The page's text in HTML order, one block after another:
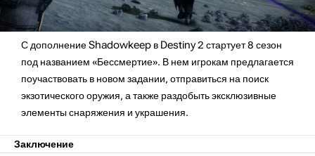
С дополнение Shadowkeep в Destiny 2 стартует 8 сезон
под названием «Бессмертие». В нем игрокам предлагается
поучаствовать в новом задании, отправиться на поиск
экзотического оружия, а также раздобыть эксклюзивные
элементы снаряжения и украшения.
Заключение